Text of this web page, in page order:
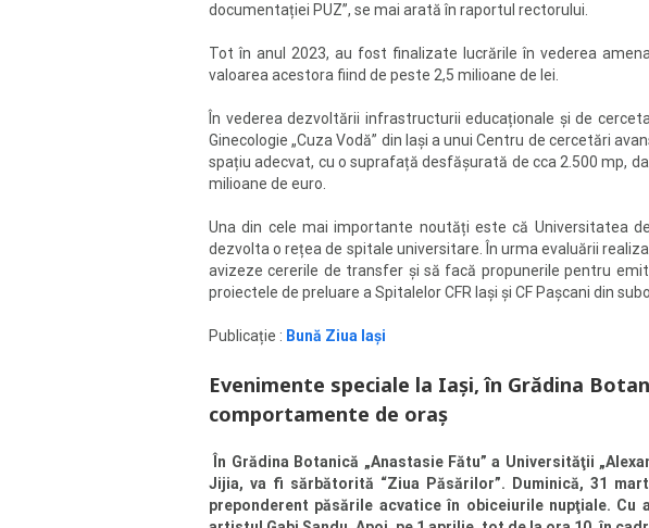
documentației PUZ”, se mai arată în raportul rectorului.
Tot în anul 2023, au fost finalizate lucrările în vederea
valoarea acestora fiind de peste 2,5 milioane de lei.
În vederea dezvoltării infrastructurii educaționale și de
Ginecologie „Cuza Vodă” din Iași a unui Centru de cercetări
spațiu adecvat, cu o suprafață desfășurată de cca 2.500 mp,
milioane de euro.
Una din cele mai importante noutăți este că Universitatea
dezvolta o rețea de spitale universitare. În urma evaluării
avizeze cererile de transfer și să facă propunerile pentru
proiectele de preluare a Spitalelor CFR Iași și CF Pașcani din
Publicație : Bună Ziua Iași
Evenimente speciale la Iaşi, în Grădina
comportamente de oraş
În Grădina Botanică „Anastasie Fătu” a Universităţii
Jijia, va fi sărbătorită “Ziua Păsărilor”. Duminică, 31
preponderent păsările acvatice în obiceiurile nupţiale.